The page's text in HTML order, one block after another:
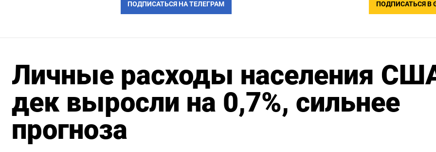
ПОДПИСАТЬСЯ НА ТЕЛЕГРАМ ПОДПИСАТЬСЯ В
Личные расходы населения
дек выросли на 0,7%, сильнее
прогноза